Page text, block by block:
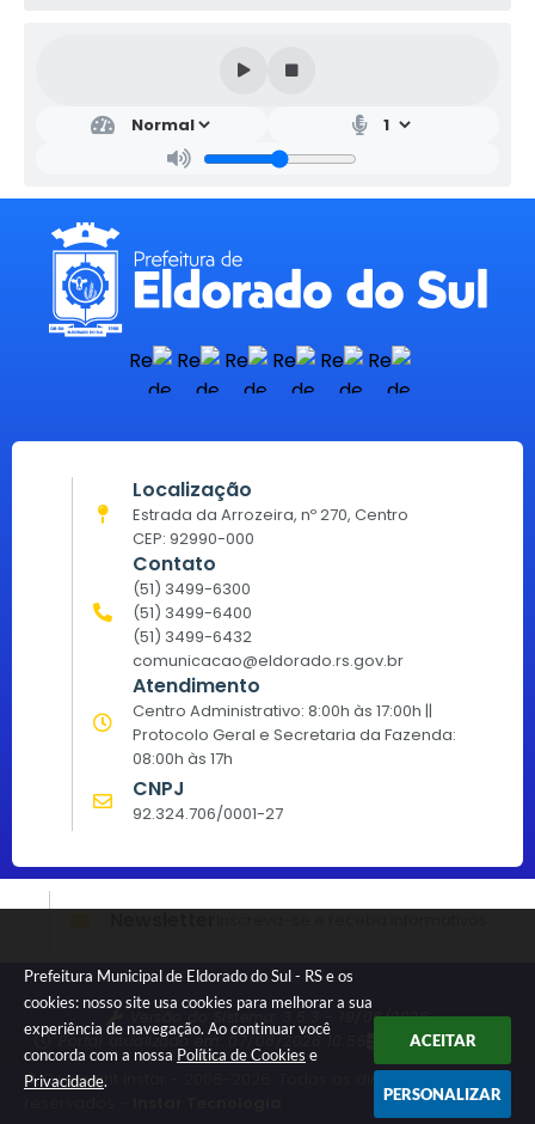
Prefeitura Municipal de Eldorado do Sul - RS e os
cookies: nosso site usa cookies para melhorar a sua
experiência de navegação. Ao continuar você
concorda com a nossa Política de Cookies e
Privacidade.
ACEITAR
PERSONALIZAR
Localização
Estrada da Arrozeira, nº 270, Centro
CEP: 92990-000
Contato
(51) 3499-6300
(51) 3499-6400
(51) 3499-6432
comunicacao@eldorado.rs.gov.br
Atendimento
Centro Administrativo: 8:00h às 17:00h ||
Protocolo Geral e Secretaria da Fazenda:
08:00h às 17h
CNPJ
92.324.706/0001-27
Versão do Sistema:
3.5.3 - 19/06/2026
Portal atualizado em: 07/08/2026 10:55 Dados Abertos
© Copyright Instar - 2006-2026. Todos os direitos